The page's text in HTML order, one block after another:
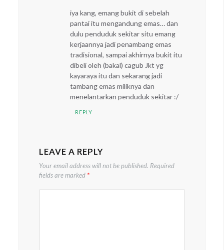
iya kang, emang bukit di sebelah
pantai itu mengandung emas… dan
dulu penduduk sekitar situ emang
kerjaannya jadi penambang emas
tradisional, sampai akhirnya bukit itu
dibeli oleh (bakal) cagub Jkt yg
kayaraya itu dan sekarang jadi
tambang emas miliknya dan
menelantarkan penduduk sekitar :/
REPLY
LEAVE A REPLY
Your email address will not be published. Required
fields are marked *